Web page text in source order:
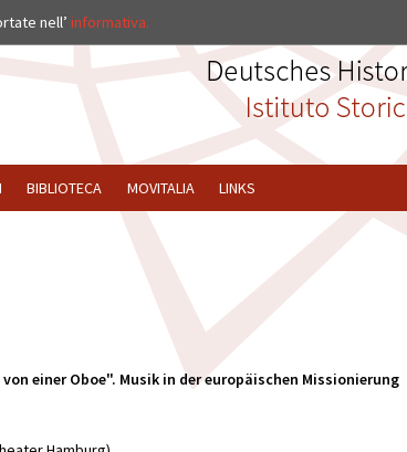
nell’ informativa.
einer Oboe". Musik in der europäischen Missionierung
BIBLIOTECA MOVITALIA LINKS